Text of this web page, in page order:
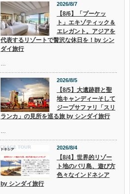
2026/8/7
【8/6】「プーケッ
ト」エキゾティック＆
エレガント。アジアを
代表するリゾートで贅沢な休日を！by シン
ダイ旅行
2026/8/5
【8/5】大遺跡群と聖
地キャンディーそして
ジープサファリ「スリ
ランカ」の見所を巡る旅 by シンダイ旅行
2026/8/4
【8/4】世界的リゾー
ト地のバリ島、遊び方
色々なインドネシア
by シンダイ旅行